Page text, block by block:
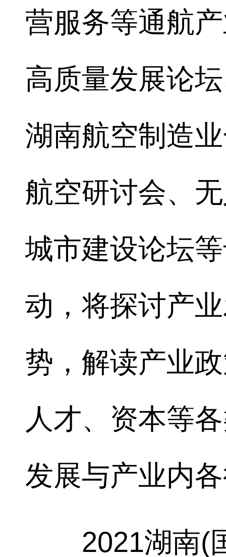
营服务等通航
高质量发展论
湖南航空制造
航空研讨会、
城市建设论坛
动，将探讨产
势，解读产业
人才、资本等
发展与产业内
2021湖南(国